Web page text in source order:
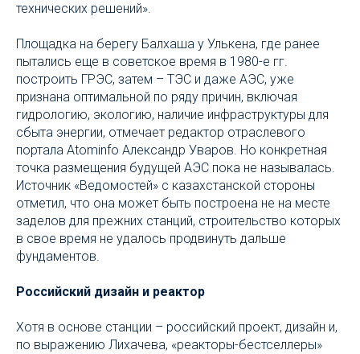
технических решений».
Площадка на берегу Балхаша у Улькена, где ранее
пытались еще в советское время в 1980-е гг.
построить ГРЭС, затем – ТЭС и даже АЭС, уже
признана оптимальной по ряду причин, включая
гидрологию, экологию, наличие инфраструктуры для
сбыта энергии, отмечает редактор отраслевого
портала Atominfo Александр Уваров. Но конкретная
точка размещения будущей АЭС пока не называлась.
Источник «Ведомостей» с казахстанской стороны
отметил, что она может быть построена не на месте
заделов для прежних станций, строительство которых
в свое время не удалось продвинуть дальше
фундаментов.
Российский дизайн и реактор
Хотя в основе станции – российский проект, дизайн и,
по выражению Лихачева, «реакторы-бестселлеры»